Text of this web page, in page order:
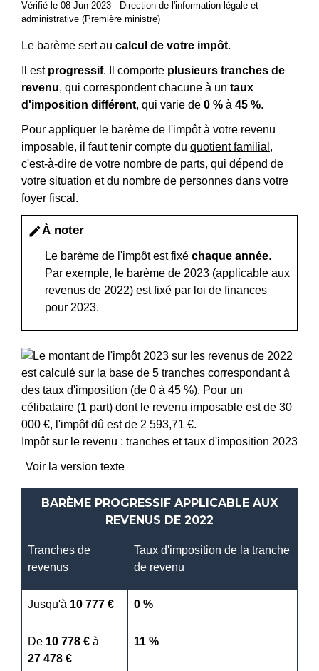
Vérifié le 08 Jun 2023 - Direction de l'information légale et
administrative (Première ministre)
Le barème sert au calcul de votre impôt.
Il est progressif. Il comporte plusieurs tranches de
revenu, qui correspondent chacune à un taux
d'imposition différent, qui varie de 0 % à 45 %.
Pour appliquer le barème de l'impôt à votre revenu
imposable, il faut tenir compte du quotient familial ,
c'est-à-dire de votre nombre de parts, qui dépend de
votre situation et du nombre de personnes dans votre
foyer fiscal.
editÀ noter
Le barème de l'impôt est fixé chaque année.
Par exemple, le barème de 2023 (applicable aux
revenus de 2022) est fixé par loi de finances
pour 2023.
Impôt sur le revenu : tranches et taux d'imposition 2023
Voir la version texte
BARÈME PROGRESSIF APPLICABLE AUX
REVENUS DE 2022
Tranches de
revenus
Taux d'imposition de la tranche
de revenu
Jusqu'à 10 777 € 0 %
De 10 778 € à
27 478 €
11 %